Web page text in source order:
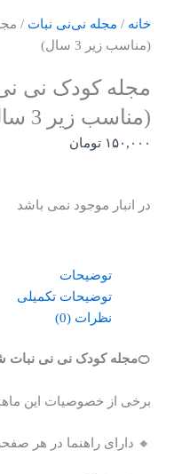
خانه / مجله نی‌نی نبات
(مناسب زیر 3 سال)
(مناسب زیر 3 سال)
۱۵۰,۰۰۰ تومان
در انبار موجود نمی باشد
توضیحات
توضیحات تکمیلی
نظرات (0)
🍊مجله کودک نی نی نبات شماره 31 (مناسب
برخی از خصوصیات این
🔸 دارای راهنما در هر